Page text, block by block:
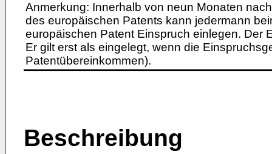
Anmerkung: Innerhalb von neun Monaten
des europäischen Patents kann jedermann
europäischen Patent Einspruch einlegen. Der
Er gilt erst als eingelegt, wenn die
Patentübereinkommen).
Beschreibung